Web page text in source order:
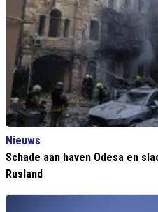
Nieuws
Schade aan haven Odesa en
Rusland